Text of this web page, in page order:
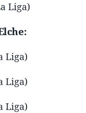
Liga)
Liga)
Liga)
Liga)